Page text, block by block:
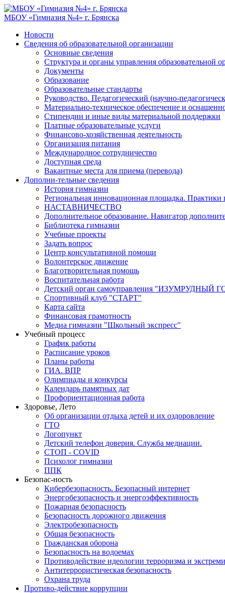
МБОУ «Гимназия №4» г. Брянска
Новости
Сведения об образовательной организации
Основные сведения
Структура и органы управления образовательной
Документы
Образование
Образовательные стандарты
Руководство. Педагогический (научно-
Материально-техническое обеспечение и
Стипендии и иные виды материальной поддержки
Платные образовательные услуги
Финансово-хозяйственная деятельность
Организация питания
Международное сотрудничество
Доступная среда
Вакантные места для приема (перевода)
Дополни-тельные сведения
История гимназии
Региональная инновационная площадка. Практики
НАСТАВНИЧЕСТВО
Дополнительное образование. Навигатор
Библиотека гимназии
Учебные проекты
Задать вопрос
Центр консультативной помощи
Волонтерское движение
Благотворительная помощь
Воспитательная работа
Детский орган самоуправления "ИЗУМРУДНЫЙ
Спортивный клуб "СТАРТ"
Карта сайта
Финансовая грамотность
Медиа гимназии "Школьный экспресс"
Учебный процесс
График работы
Расписание уроков
Планы работы
ГИА. ВПР
Олимпиады и конкурсы
Календарь памятных дат
Профориентационная работа
Здоровье, Лето
Об организации отдыха детей и их оздоровление
ГТО
Логопункт
Детский телефон доверия. Служба медиации.
СТОП - COVID
Психолог гимназии
ППК
Безопас-ность
Кибербезопасность. Безопасный интернет
Энергобезопасность и энергоэффективность
Пожарная безопасность
Безопасность дорожного движения
Электробезопасность
Общая безопасность
Гражданская оборона
Безопасность на водоемах
Противодействие идеологии терроризма и
Антитеррористическая безопасность
Охрана труда
Противо-действие коррупции